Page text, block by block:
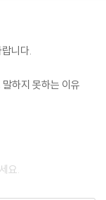
니다.
하지 못하는 이유
요.